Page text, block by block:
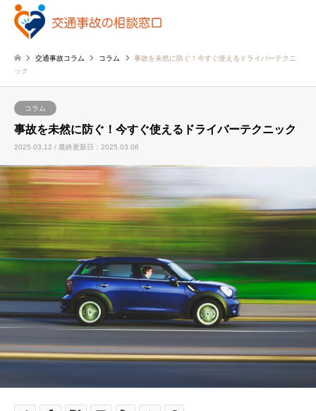
交通事故コラム コラム
事故を未然に防ぐ！今すぐ使えるドライバーテクニ
ック
コラム
事故を未然に防ぐ！今すぐ使えるドライバーテクニック
2025.03.12 / 最終更新日：2025.03.06